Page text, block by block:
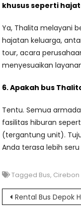
khusus seperti
Ya, Thalita melayani
hajatan keluarga,
tour, acara
menyesuaikan
6. Apakah bus
Tentu. Semua
fasilitas hiburan
(tergantung unit).
Anda terasa lebih
Tagged Bus, Cirebon
Navigasi
Rental Bus Depok